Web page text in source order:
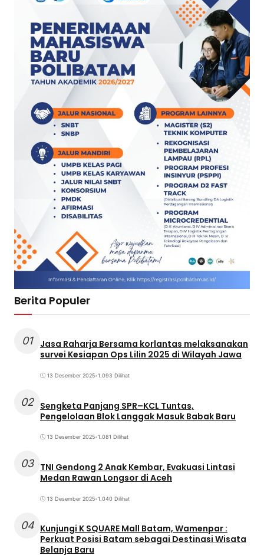
Berita Populer
01
Jasa Raharja Bersama korlantas melaksanakan
survei Kesiapan Ops Lilin 2025 di Wilayah Jawa
13 Desember 2025•1.093 Dilihat
02 Sengketa Panjang SPR–KCL Tuntas,
Pengelolaan Blok Langgak Masuk Babak Baru
13 Desember 2025•1.081 Dilihat
03 TNI Gendong 2 Anak Kembar, Evakuasi Lintasi
Medan Rawan Longsor di Aceh
13 Desember 2025•1.040 Dilihat
04 Kunjungi K SQUARE Mall Batam, Wamenpar :
Perkuat Posisi Batam sebagai Destinasi Wisata
Belanja Baru